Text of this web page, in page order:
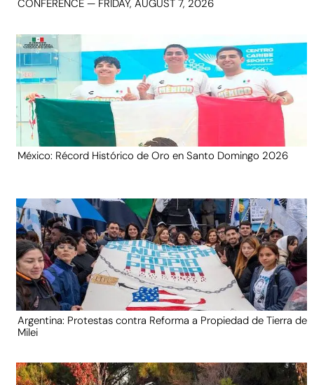
CONFERENCE — FRIDAY, AUGUST 7, 2026
México: Récord Histórico de Oro en Santo Domingo 2026
Argentina: Protestas contra Reforma a Propiedad de Tierra de
Milei